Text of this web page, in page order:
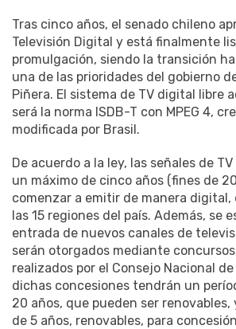
Tras cinco años, el senado chileno
Televisión Digital y está finalmente
promulgación, siendo la transición
una de las prioridades del gobierno
Piñera. El sistema de TV digital libre
será la norma ISDB-T con MPEG 4,
modificada por Brasil.
De acuerdo a la ley, las señales de
un máximo de cinco años (fines de
comenzar a emitir de manera digital,
las 15 regiones del país. Además, se
entrada de nuevos canales de
serán otorgados mediante
realizados por el Consejo Nacional
dichas concesiones tendrán un
20 años, que pueden ser
de 5 años, renovables, para